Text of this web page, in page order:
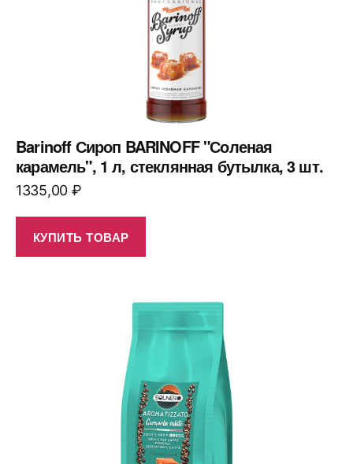
Barinoff Сироп BARINOFF "Соленая
карамель", 1 л, стеклянная бутылка, 3 шт.
1335,00 ₽
КУПИТЬ ТОВАР